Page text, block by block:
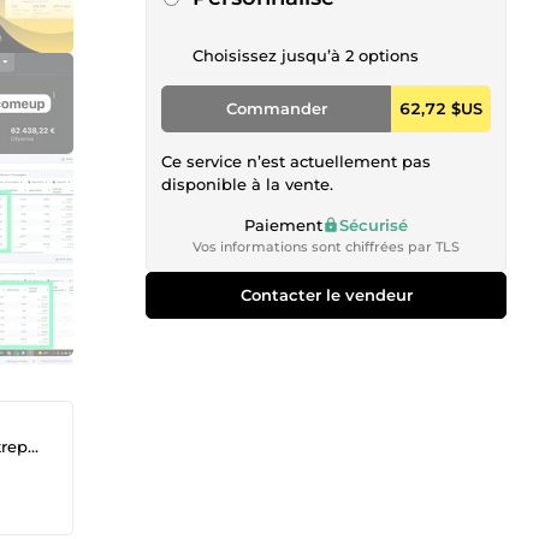
Choisissez jusqu’à 2 options
Commander 62,72 $US
Ce service n’est actuellement pas
disponible à la vente.
Paiement Sécurisé
Vos informations sont chiffrées par TLS
Contacter le vendeur